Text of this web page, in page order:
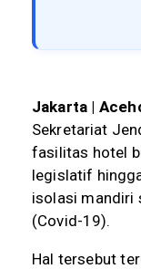
Jakarta |
Sekretariat
fasilitas hotel
legislatif
isolasi mandiri
(Covid-19).
Hal tersebut